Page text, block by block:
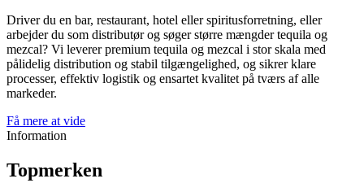
Driver du en bar, restaurant, hotel eller spiritusforretning, eller
arbejder du som distributør og søger større mængder tequila og
mezcal? Vi leverer premium tequila og mezcal i stor skala med
pålidelig distribution og stabil tilgængelighed, og sikrer klare
processer, effektiv logistik og ensartet kvalitet på tværs af alle
markeder.
Få mere at vide
Information
Topmerken